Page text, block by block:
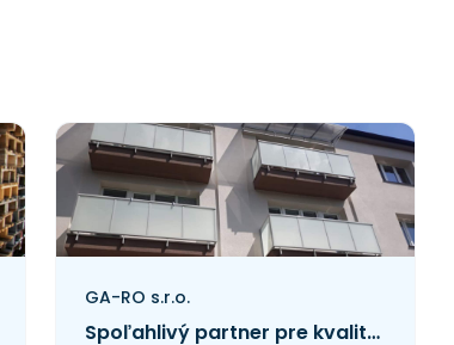
GA-RO s.r.o.
Spoľahlivý partner pre kvalitné hliníkové zábradlia a konštrukcie